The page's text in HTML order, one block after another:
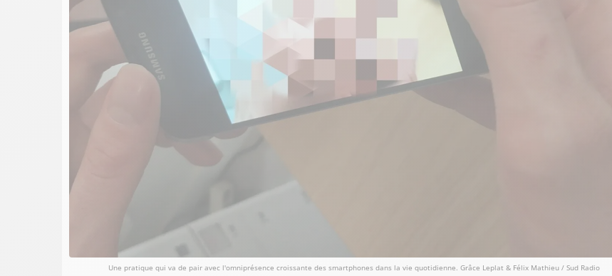
Une pratique qui va de pair avec l'omniprésence croissante des smartphones dans la vie quotidienne. Grâce Leplat & Félix Mathieu / Sud Radio